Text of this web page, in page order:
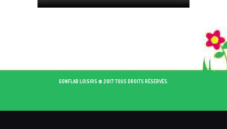
GONFLAB LOISIRS © 2017 TOUS DROITS RÉSERVÉS.